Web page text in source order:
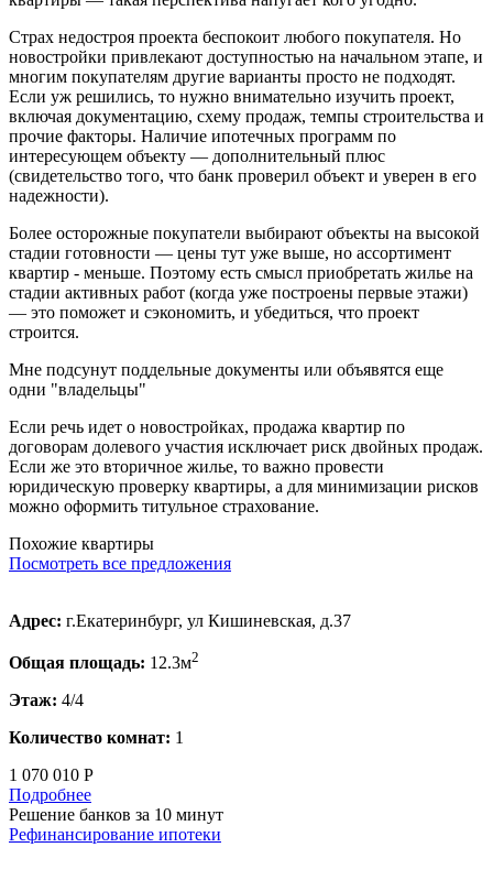
Страх недостроя проекта беспокоит любого покупателя. Но
новостройки привлекают доступностью на начальном этапе, и
многим покупателям другие варианты просто не подходят.
Если уж решились, то нужно внимательно изучить проект,
включая документацию, схему продаж, темпы строительства и
прочие факторы. Наличие ипотечных программ по
интересующем объекту — дополнительный плюс
(свидетельство того, что банк проверил объект и уверен в его
надежности).
Более осторожные покупатели выбирают объекты на высокой
стадии готовности — цены тут уже выше, но ассортимент
квартир - меньше. Поэтому есть смысл приобретать жилье на
стадии активных работ (когда уже построены первые этажи)
— это поможет и сэкономить, и убедиться, что проект
строится.
Мне подсунут поддельные документы или объявятся еще
одни "владельцы"
Если речь идет о новостройках, продажа квартир по
договорам долевого участия исключает риск двойных продаж.
Если же это вторичное жилье, то важно провести
юридическую проверку квартиры, а для минимизации рисков
можно оформить титульное страхование.
Похожие квартиры
Посмотреть все предложения
Адрес: г.Екатеринбург, ул Кишиневская, д.37
Общая площадь: 12.3м2
Этаж: 4/4
Количество комнат: 1
1 070 010 Р
Подробнее
Решение банков за 10 минут
Рефинансирование ипотеки